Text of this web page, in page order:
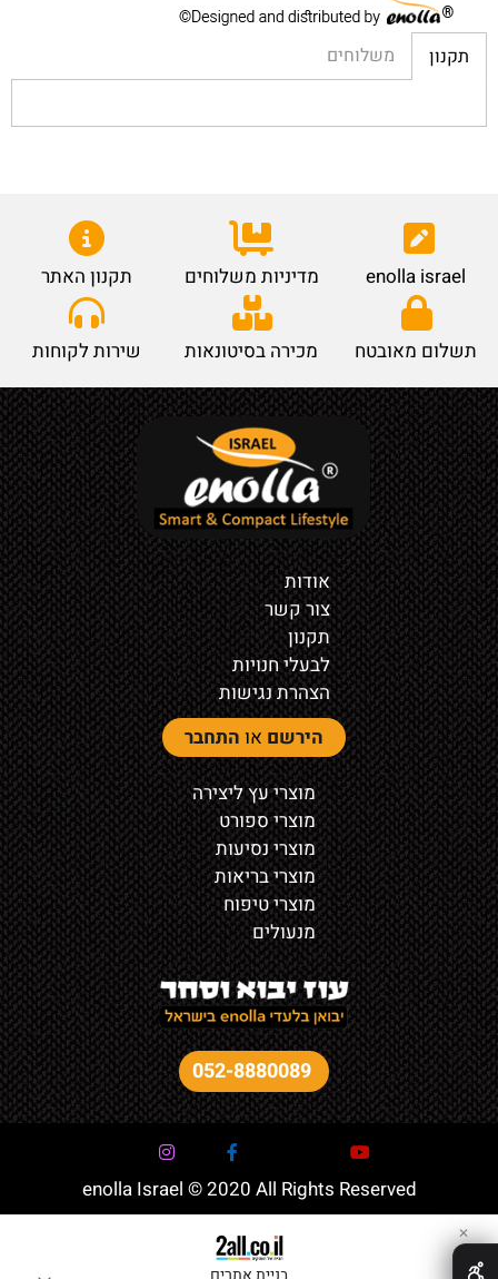
תקנון משלוחים
enolla israel מדיניות משלוחים תקנון האתר
תשלום מאובטח מכירה בסיטונאות שירות לקוחות
אודות
צור קשר
תקנון
לבעלי חנויות
הצהרת נגישות
הירשם או התחבר
מוצרי עץ ליצירה
מוצרי ספורט
מוצרי נסיעות
מוצרי בריאות
מוצרי טיפוח
מנעולים
052-8880089
enolla Israel © 2020 All Rights Reserved
✕